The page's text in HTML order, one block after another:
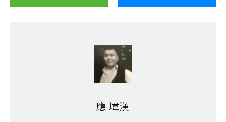
應 瑋漢